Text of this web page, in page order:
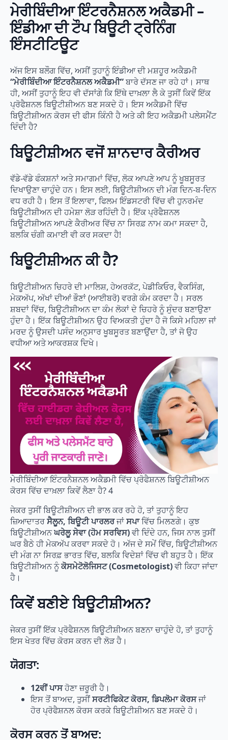
ਮੇਰੀਬਿੰਦੀਆ ਇੰਟਰਨੈਸ਼ਨਲ ਅਕੈਡਮੀ –
ਇੰਡੀਆ ਦੀ ਟੌਪ ਬਿਊਟੀ ਟ੍ਰੇਨਿੰਗ
ਇੰਸਟੀਟਿਊਟ
ਅੱਜ ਇਸ ਬਲੌਗ ਵਿੱਚ, ਅਸੀਂ ਤੁਹਾਨੂੰ ਇੰਡੀਆ ਦੀ ਮਸ਼ਹੂਰ ਅਕੈਡਮੀ
“ਮੇਰੀਬਿੰਦੀਆ ਇੰਟਰਨੈਸ਼ਨਲ ਅਕੈਡਮੀ”ਬਾਰੇ ਦੱਸਣ ਜਾ ਰਹੇ ਹਾਂ। ਸਾਥ
ਹੀ, ਅਸੀਂ ਤੁਹਾਨੂੰ ਇਹ ਵੀ ਦੱਸਾਂਗੇ ਕਿ ਇੱਥੇ ਦਾਖ਼ਲਾ ਲੈ ਕੇ ਤੁਸੀਂ ਕਿਵੇਂ ਇੱਕ
ਪ੍ਰੋਫੈਸ਼ਨਲ ਬਿਊਟੀਸ਼ੀਅਨ ਬਣ ਸਕਦੇ ਹੋ। ਇਸ ਅਕੈਡਮੀ ਵਿੱਚ
ਬਿਊਟੀਸ਼ੀਅਨ ਕੋਰਸ ਦੀ ਫੀਸ ਕਿੰਨੀ ਹੈ ਅਤੇ ਕੀ ਇਹ ਅਕੈਡਮੀ ਪਲੇਸਮੈਂਟ
ਦਿੰਦੀ ਹੈ?
ਬਿਊਟੀਸ਼ੀਅਨ ਵਜੋਂ ਸ਼ਾਨਦਾਰ ਕੈਰੀਅਰ
ਵੱਡੇ-ਵੱਡੇ ਫੰਕਸ਼ਨਾਂ ਅਤੇ ਸਮਾਗਮਾਂ ਵਿੱਚ, ਲੋਕ ਆਪਣੇ ਆਪ ਨੂੰ ਖੂਬਸੂਰਤ
ਦਿਖਾਉਣਾ ਚਾਹੁੰਦੇ ਹਨ। ਇਸ ਲਈ, ਬਿਊਟੀਸ਼ੀਅਨ ਦੀ ਮੰਗ ਦਿਨ-ਬ-ਦਿਨ
ਵਧ ਰਹੀ ਹੈ। ਇਸ ਤੋਂ ਇਲਾਵਾ, ਫਿਲਮ ਇੰਡਸਟਰੀ ਵਿੱਚ ਵੀ ਹੁਨਰਮੰਦ
ਬਿਊਟੀਸ਼ੀਅਨ ਦੀ ਹਮੇਸ਼ਾ ਲੋੜ ਰਹਿੰਦੀ ਹੈ। ਇੱਕ ਪ੍ਰੋਫੈਸ਼ਨਲ
ਬਿਊਟੀਸ਼ੀਅਨ ਆਪਣੇ ਕੈਰੀਅਰ ਵਿੱਚ ਨਾ ਸਿਰਫ਼ ਨਾਮ ਕਮਾ ਸਕਦਾ ਹੈ,
ਬਲਕਿ ਚੰਗੀ ਕਮਾਈ ਵੀ ਕਰ ਸਕਦਾ ਹੈ!
ਬਿਊਟੀਸ਼ੀਅਨ ਕੀ ਹੈ?
ਬਿਊਟੀਸ਼ੀਅਨ ਚਿਹਰੇ ਦੀ ਮਾਲਿਸ਼, ਹੇਅਰਕੱਟ, ਪੇਡੀਕਿਓਰ, ਵੈਕਸਿੰਗ,
ਮੇਕਅੱਪ, ਅੱਖਾਂ ਦੀਆਂ ਭੌਣਾਂ (ਆਈਬਰੋ) ਵਰਗੇ ਕੰਮ ਕਰਦਾ ਹੈ। ਸਰਲ
ਸ਼ਬਦਾਂ ਵਿੱਚ, ਬਿਊਟੀਸ਼ੀਅਨ ਦਾ ਕੰਮ ਲੋਕਾਂ ਦੇ ਚਿਹਰੇ ਨੂੰ ਸੁੰਦਰ ਬਣਾਉਣਾ
ਹੁੰਦਾ ਹੈ। ਇੱਕ ਬਿਊਟੀਸ਼ੀਅਨ ਉਹ ਵਿਅਕਤੀ ਹੁੰਦਾ ਹੈ ਜੋ ਕਿਸੇ ਮਹਿਲਾ ਜਾਂ
ਮਰਦ ਨੂੰ ਉਸਦੀ ਪਸੰਦ ਅਨੁਸਾਰ ਖੂਬਸੂਰਤ ਬਣਾਉਂਦਾ ਹੈ, ਤਾਂ ਜੋ ਉਹ
ਵਧੀਆ ਅਤੇ ਆਕਰਸ਼ਕ ਦਿਖੇ।
ਮੇਰੀਬਿੰਦੀਆ ਇੰਟਰਨੈਸ਼ਨਲ ਅਕੈਡਮੀ ਵਿੱਚ ਪ੍ਰੋਫੈਸ਼ਨਲ ਬਿਊਟੀਸ਼ੀਅਨ
ਕੋਰਸ ਵਿੱਚ ਦਾਖ਼ਲਾ ਕਿਵੇਂ ਲੈਣਾ ਹੈ? 4
ਜੇਕਰ ਤੁਸੀਂ ਬਿਊਟੀਸ਼ੀਅਨ ਦੀ ਭਾਲ ਕਰ ਰਹੇ ਹੋ, ਤਾਂ ਤੁਹਾਨੂੰ ਇਹ
ਜ਼ਿਆਦਾਤਰਸੈਲੂਨ, ਬਿਊਟੀ ਪਾਰਲਰਜਾਂਸਪਾਵਿੱਚ ਮਿਲਣਗੇ। ਕੁਝ
ਬਿਊਟੀਸ਼ੀਅਨਘਰੇਲੂ ਸੇਵਾ (ਹੋਮ ਸਰਵਿਸ)ਵੀ ਦਿੰਦੇ ਹਨ, ਜਿਸ ਨਾਲ ਤੁਸੀਂ
ਘਰ ਬੈਠੇ ਹੀ ਮੇਕਅੱਪ ਕਰਵਾ ਸਕਦੇ ਹੋ। ਅੱਜ ਦੇ ਸਮੇਂ ਵਿੱਚ, ਬਿਊਟੀਸ਼ੀਅਨ
ਦੀ ਮੰਗ ਨਾ ਸਿਰਫ਼ ਭਾਰਤ ਵਿੱਚ, ਬਲਕਿ ਵਿਦੇਸ਼ਾਂ ਵਿੱਚ ਵੀ ਬਹੁਤ ਹੈ। ਇੱਕ
ਬਿਊਟੀਸ਼ੀਅਨ ਨੂੰਕੋਸਮੇਟੋਲੋਜਿਸਟ (Cosmetologist)ਵੀ ਕਿਹਾ ਜਾਂਦਾ
ਹੈ।
ਕਿਵੇਂ ਬਣੀਏ ਬਿਊਟੀਸ਼ੀਅਨ?
ਜੇਕਰ ਤੁਸੀਂ ਇੱਕ ਪ੍ਰੋਫੈਸ਼ਨਲ ਬਿਊਟੀਸ਼ੀਅਨ ਬਣਨਾ ਚਾਹੁੰਦੇ ਹੋ, ਤਾਂ ਤੁਹਾਨੂੰ
ਇਸ ਖੇਤਰ ਵਿੱਚ ਕੋਰਸ ਕਰਨ ਦੀ ਲੋੜ ਹੈ।
ਯੋਗਤਾ:
12ਵੀਂ ਪਾਸਹੋਣਾ ਜ਼ਰੂਰੀ ਹੈ।
ਇਸ ਤੋਂ ਬਾਅਦ, ਤੁਸੀਂਸਰਟੀਫਿਕੇਟ ਕੋਰਸ, ਡਿਪਲੋਮਾ ਕੋਰਸਜਾਂ
ਹੋਰ ਪ੍ਰੋਫੈਸ਼ਨਲ ਕੋਰਸ ਕਰਕੇ ਬਿਊਟੀਸ਼ੀਅਨ ਬਣ ਸਕਦੇ ਹੋ।
ਕੋਰਸ ਕਰਨ ਤੋਂ ਬਾਅਦ: